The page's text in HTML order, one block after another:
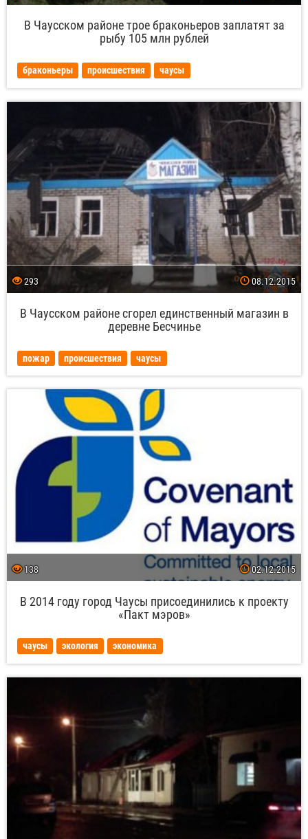
В Чаусском районе трое браконьеров заплатят за
рыбу 105 млн рублей
браконьеры происшествия чаусы
293 08.12.2015
В Чаусском районе сгорел единственный магазин в
деревне Бесчинье
пожар происшествия чаусы
138 02.12.2015
В 2014 году город Чаусы присоединились к проекту
«Пакт мэров»
чаусы экология экономика